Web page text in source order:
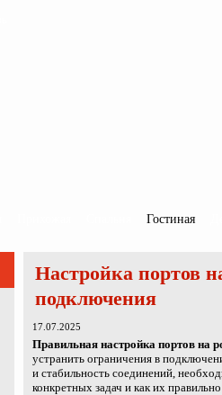
Гостиная
Настройка портов
подключения
17.07.2025
Правильная настройка портов на
устранить ограничения в
и стабильность соединений,
конкретных задач и как их